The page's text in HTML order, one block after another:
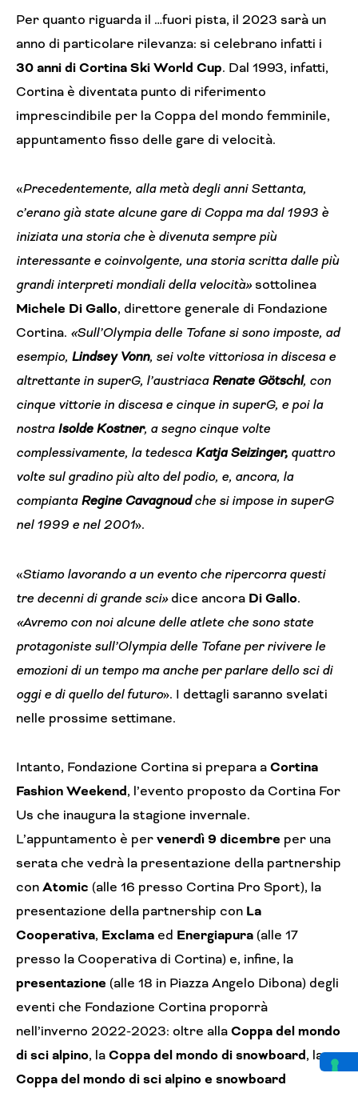
Per quanto riguarda il …fuori pista, il 2023 sarà un
anno di particolare rilevanza: si celebrano infatti i
30 anni di Cortina Ski World Cup. Dal 1993, infatti,
Cortina è diventata punto di riferimento
imprescindibile per la Coppa del mondo femminile,
appuntamento fisso delle gare di velocità.
«Precedentemente, alla metà degli anni Settanta,
c’erano già state alcune gare di Coppa ma dal 1993 è
iniziata una storia che è divenuta sempre più
interessante e coinvolgente, una storia scritta dalle più
grandi interpreti mondiali della velocità»sottolinea
Michele Di Gallo, direttore generale di Fondazione
Cortina. «Sull’Olympia delle Tofane si sono imposte, ad
esempio, Lindsey Vonn, sei volte vittoriosa in discesa e
altrettante in superG, l’austriacaRenate Götschl, con
cinque vittorie in discesa e cinque in superG, e poi la
nostraIsolde Kostner, a segno cinque volte
complessivamente, la tedescaKatja Seizinger, quattro
volte sul gradino più alto del podio, e, ancora, la
compiantaRegine Cavagnoudche si impose in superG
nel 1999 e nel 2001».
«Stiamo lavorando a un evento che ripercorra questi
tre decenni di grande sci»dice ancora Di Gallo.
«Avremo con noi alcune delle atlete che sono state
protagoniste sull’Olympia delle Tofane per rivivere le
emozioni di un tempo ma anche per parlare dello sci di
oggi e di quello del futuro». I dettagli saranno svelati
nelle prossime settimane.
Intanto, Fondazione Cortina si prepara aCortina
Fashion Weekend, l’evento proposto da Cortina For
Us che inaugura la stagione invernale.
L’appuntamento è pervenerdì 9 dicembre per una
serata che vedrà la presentazione della partnership
conAtomic (alle 16 presso Cortina Pro Sport), la
presentazione della partnership con La
Cooperativa, Exclama ed Energiapura (alle 17
presso la Cooperativa di Cortina) e, infine, la
presentazione (alle 18 in Piazza Angelo Dibona) degli
eventi che Fondazione Cortina proporrà
nell’inverno 2022-2023: oltre allaCoppa del mondo
di sci alpino, laCoppa del mondo di snowboard, la
Coppa del mondo di sci alpino e snowboard